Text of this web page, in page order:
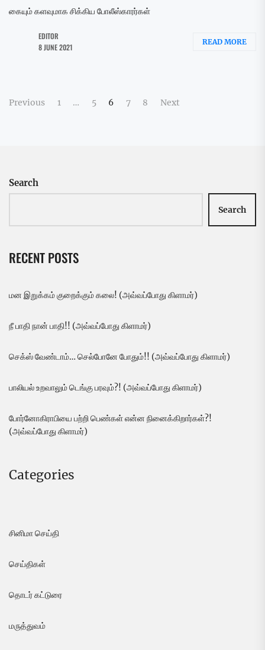
கையும் களவுமாக சிக்கிய போலீஸ்காரர்கள்
EDITOR
8 JUNE 2021
READ MORE
Posts
Previous 1 … 5 6 7 8 Next
Search
Search
RECENT POSTS
மன இறுக்கம் குறைக்கும் கலை! (அவ்வப்போது கிளாமர்)
நீ பாதி நான் பாதி!! (அவ்வப்போது கிளாமர்)
செக்ஸ் வேண்டாம்… செல்போனே போதும்!! (அவ்வப்போது கிளாமர்)
பாலியல் உறவாலும் டெங்கு பரவும்?! (அவ்வப்போது கிளாமர்)
போர்னோகிராபியை பற்றி பெண்கள் என்ன நினைக்கிறார்கள்?!
(அவ்வப்போது கிளாமர்)
Categories
சினிமா செய்தி
செய்திகள்
தொடர் கட்டுரை
மருத்துவம்